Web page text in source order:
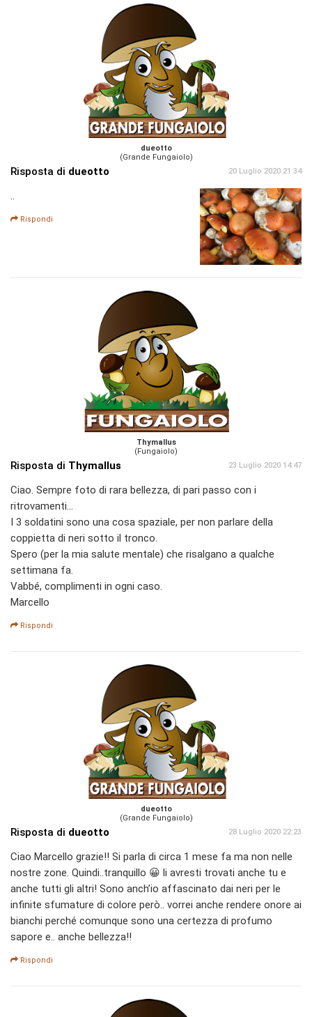
dueotto
(Grande Fungaiolo)
Risposta di dueotto 20 Luglio 2020 21:34
..
Rispondi
Thymallus
(Fungaiolo)
Risposta di Thymallus 23 Luglio 2020 14:47
Ciao. Sempre foto di rara bellezza, di pari passo con i
ritrovamenti...
I 3 soldatini sono una cosa spaziale, per non parlare della
coppietta di neri sotto il tronco.
Spero (per la mia salute mentale) che risalgano a qualche
settimana fa.
Vabbé, complimenti in ogni caso.
Marcello
Rispondi
dueotto
(Grande Fungaiolo)
Risposta di dueotto 28 Luglio 2020 22:23
Ciao Marcello grazie!! Si parla di circa 1 mese fa ma non nelle
nostre zone. Quindi..tranquillo 😀 li avresti trovati anche tu e
anche tutti gli altri! Sono anch’io affascinato dai neri per le
infinite sfumature di colore però.. vorrei anche rendere onore ai
bianchi perché comunque sono una certezza di profumo
sapore e.. anche bellezza!!
Rispondi